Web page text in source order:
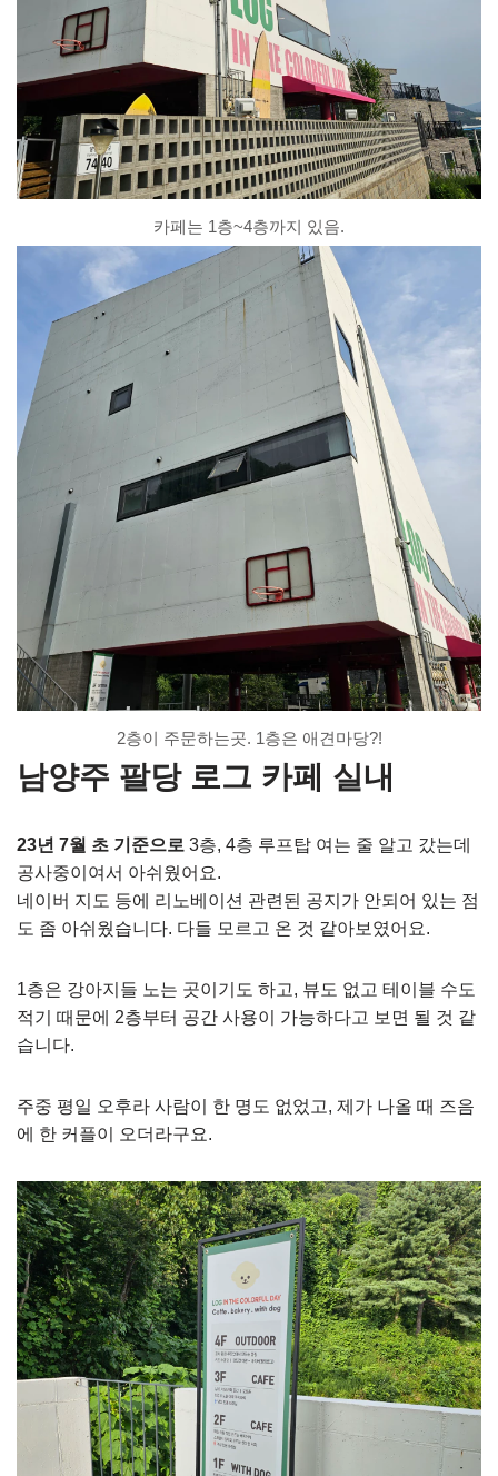
카페는 1층~4층까지 있음.
2층이 주문하는곳. 1층은 애견마당?!
남양주 팔당 로그 카페 실내
23년 7월 초 기준으로 3층, 4층 루프탑 여는 줄 알고 갔는데
공사중이여서 아쉬웠어요.
네이버 지도 등에 리노베이션 관련된 공지가 안되어 있는 점
도 좀 아쉬웠습니다. 다들 모르고 온 것 같아보였어요.
1층은 강아지들 노는 곳이기도 하고, 뷰도 없고 테이블 수도
적기 때문에 2층부터 공간 사용이 가능하다고 보면 될 것 같
습니다.
주중 평일 오후라 사람이 한 명도 없었고, 제가 나올 때 즈음
에 한 커플이 오더라구요.